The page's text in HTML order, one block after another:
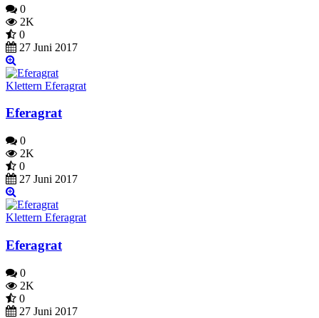
0
2K
0
27 Juni 2017
Klettern Eferagrat
Eferagrat
0
2K
0
27 Juni 2017
Klettern Eferagrat
Eferagrat
0
2K
0
27 Juni 2017